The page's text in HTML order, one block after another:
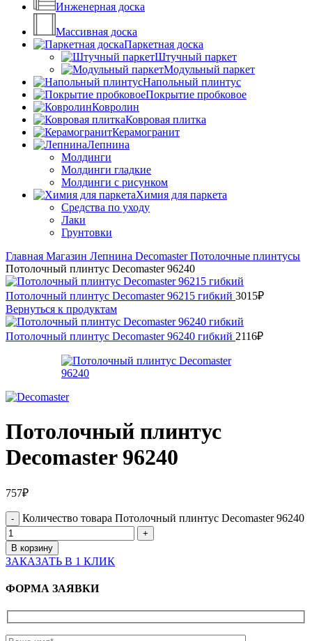
Инженерная доска
Массивная доска
Паркетная доска
Штучный паркет
Модульный паркет
Напольный плинтус
Покрытие пробковое
Ковролин
Ковровая плитка
Керамогранит
Лепнина
Молдинги
Молдинги гладкие
Молдинги с рисунком
Химия для паркета
Средства по уходу
Лаки
Грунтовки
Главная Магазин Лепнина DecomasterПотолочные плинтусы
Потолочный плинтус Decomaster 96240
Потолочный плинтус Decomaster 96215 гибкий 3015₽
Вернуться к продуктам
Потолочный плинтус Decomaster 96240 гибкий 2116₽
Потолочный плинтус
Decomaster 96240
757₽
Количество товара Потолочный плинтус Decomaster 96240
В корзину
ЗАКАЗАТЬ В 1 КЛИК
ФОРМА ЗАЯВКИ